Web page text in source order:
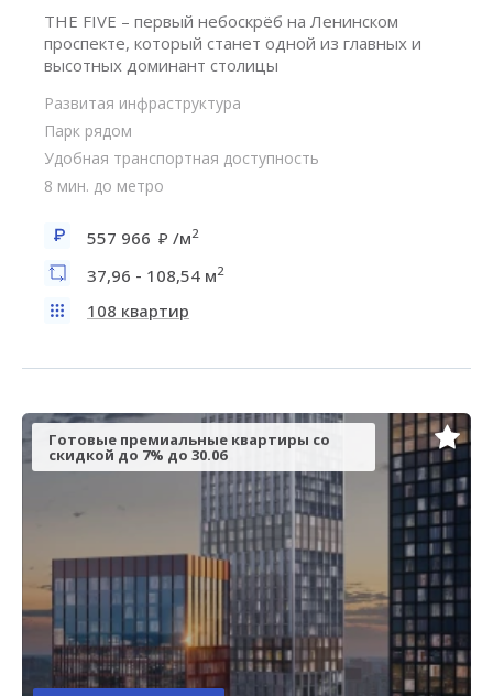
THE FIVE – первый небоскрёб на Ленинском
проспекте, который станет одной из главных и
высотных доминант столицы
Развитая инфраструктура
Парк рядом
Удобная транспортная доступность
8 мин. до метро
557 966 /м2
37,96 - 108,54 м2
108 квартир
Готовые премиальные квартиры со
скидкой до 7% до 30.06